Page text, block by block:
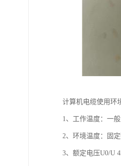
计算机电缆使用环
1、工作温度：一
2、环境温度：固
3、额定电压U0/U